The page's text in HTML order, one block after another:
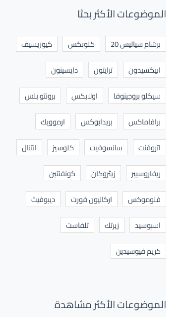
الموضوعات الأكثر بحثا
برشام سياليس 20 كلوبكس
كيوريسيف
ابيكسيدون
ترايتون
دايسينون
سيكلو بروجينوفا
اولابكس
برونتو بلس
برافاماكس
بريدابوكس
ارموويك
اتروفنت
سانسوفيت كلوسيز
انتنال
ريفاروسبير
زيثروكان
كونفنتين
فلوموكس
اركاليون فورت
ديبوفيت
اسبوسيد
زيرتك
تلفاست
كريم فيوسيدين
الموضوعات الأكثر مشاهدة